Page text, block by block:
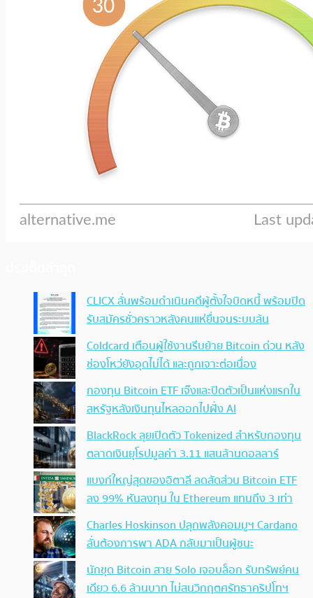
CLICX ลั่นพร้อมดำเนินคดีผู้ตั้งใจบิดหนี้ พร้อมปิด
รับสมัครชั่วคราวหลังคนแห่ยื่นจนระบบล้น
Coldcard เตือนผู้ใช้งานรีบย้าย Bitcoin ด่วน หลัง
ช่องโหว่ยังอุดไม่ได้ และถูกเจาะต่อเนื่อง
กองทุน Bitcoin ETF เจ๊งและปิดตัวเป็นแห่งแรกใน
สหรัฐหลังเงินทุนไหลออกไปฝั่ง AI
BlackRock ลุยเปิดตัว Tokenized สำหรับกองทุน
ตลาดเงินยุโรปมูลค่า 3.11 แสนล้านดอลลาร์
แบงก์ใหญ่สุดของอิตาลี ลดสัดส่วน Bitcoin ETF
ลง 99% หันลงทุน ใน Ethereum แทนถึง 3 เท่า
Charles Hoskinson ปลุกพลังคอมมูฯ Cardano
ลั่นต้องการพา ADA กลับมาเป็นผู้ชนะ
นักขุด Bitcoin สาย Solo เจอบล็อก รับทรัพย์คน
เดียว 6.6 ล้านบาท ไม่สนวิกฤตศรัทธาคริปโทฯ